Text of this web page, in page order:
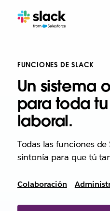
FUNCIONES DE SLACK
Un sistema
para toda
laboral.
Todas las funciones
sintonía para que tú
Colaboración